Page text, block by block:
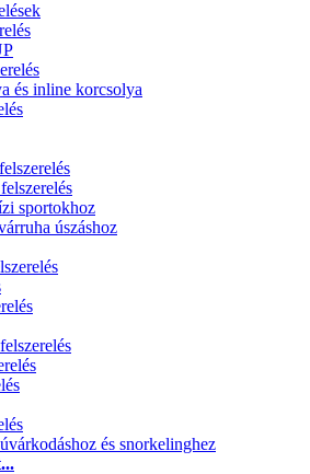
és inline korcsolya
sportokhoz
úszáshoz
és snorkelinghez